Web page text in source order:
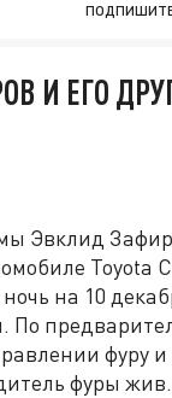
И ЕГО
Эвклид
Toyota
на 10
По
фуру
фуры жив.